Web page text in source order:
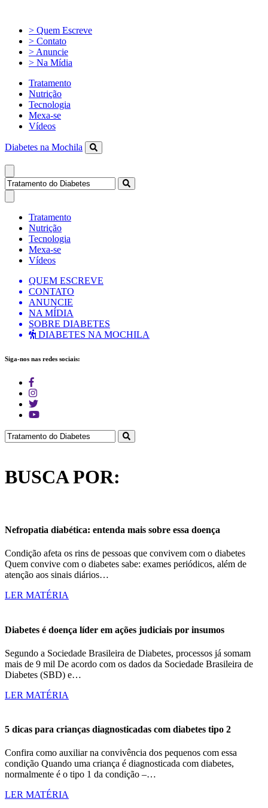
> Quem Escreve
> Contato
> Anuncie
> Na Mídia
Tratamento
Nutrição
Tecnologia
Mexa-se
Vídeos
Diabetes na Mochila
Tratamento
Nutrição
Tecnologia
Mexa-se
Vídeos
QUEM ESCREVE
CONTATO
ANUNCIE
NA MÍDIA
SOBRE DIABETES
DIABETES NA MOCHILA
Siga-nos nas redes sociais:
BUSCA POR:
Nefropatia diabética: entenda mais sobre essa doença
Condição afeta os rins de pessoas que convivem com o diabetes
Quem convive com o diabetes sabe: exames periódicos, além de
atenção aos sinais diários…
LER MATÉRIA
Diabetes é doença líder em ações judiciais por insumos
Segundo a Sociedade Brasileira de Diabetes, processos já somam
mais de 9 mil De acordo com os dados da Sociedade Brasileira de
Diabetes (SBD) e…
LER MATÉRIA
5 dicas para crianças diagnosticadas com diabetes tipo 2
Confira como auxiliar na convivência dos pequenos com essa
condição Quando uma criança é diagnosticada com diabetes,
normalmente é o tipo 1 da condição –…
LER MATÉRIA